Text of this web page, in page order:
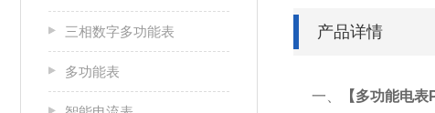
三相数字多功能表
多功能表
产品详情
一、 【多功能电表